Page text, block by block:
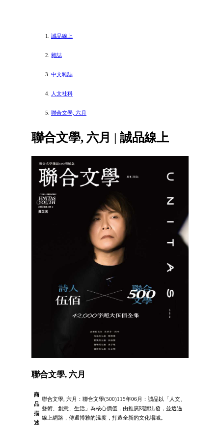
誠品線上
雜誌
中文雜誌
人文社科
聯合文學, 六月
聯合文學, 六月 | 誠品線上
聯合文學, 六月
商
品
描
述
聯合文學, 六月：聯合文學(500)115年06月：誠品以「人文、
藝術、創意、生活」為核心價值，由推廣閱讀出發，並透過
線上網路，傳遞博雅的溫度，打造全新的文化場域。